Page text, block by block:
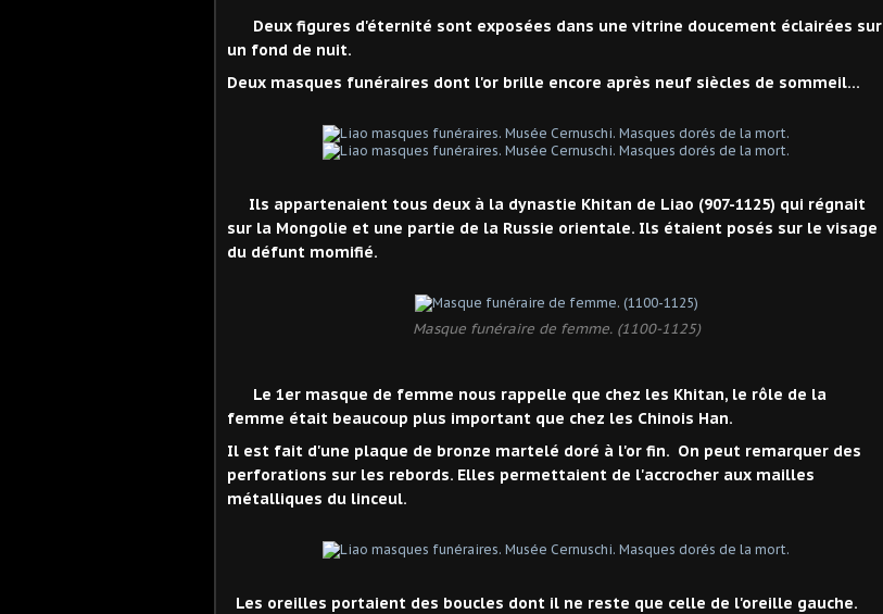
Deux figures d'éternité sont exposées dans une vitrine doucement éclairées sur
un fond de nuit.
Deux masques funéraires dont l'or brille encore après neuf siècles de sommeil...
Ils appartenaient tous deux à la dynastie Khitan de Liao (907-1125) qui régnait
sur la Mongolie et une partie de la Russie orientale. Ils étaient posés sur le visage
du défunt momifié.
Masque funéraire de femme. (1100-1125)
Le 1er masque de femme nous rappelle que chez les Khitan, le rôle de la
femme était beaucoup plus important que chez les Chinois Han.
Il est fait d'une plaque de bronze martelé doré à l'or fin. On peut remarquer des
perforations sur les rebords. Elles permettaient de l'accrocher aux mailles
métalliques du linceul.
Les oreilles portaient des boucles dont il ne reste que celle de l'oreille gauche.